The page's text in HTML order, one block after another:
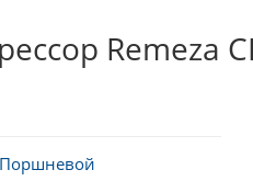
Remeza
Поршневой